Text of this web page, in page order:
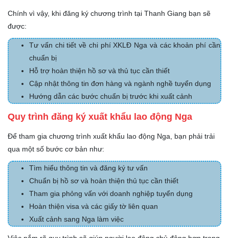
Chính vì vậy, khi đăng ký chương trình tại Thanh Giang bạn sẽ
được:
Tư vấn chi tiết về chi phí XKLĐ Nga và các khoản phí cần
chuẩn bị
Hỗ trợ hoàn thiện hồ sơ và thủ tục cần thiết
Cập nhật thông tin đơn hàng và ngành nghề tuyển dụng
Hướng dẫn các bước chuẩn bị trước khi xuất cảnh
Quy trình đăng ký xuất khẩu lao động Nga
Để tham gia chương trình xuất khẩu lao động Nga, bạn phải trải
qua một số bước cơ bản như:
Tìm hiểu thông tin và đăng ký tư vấn
Chuẩn bị hồ sơ và hoàn thiện thủ tục cần thiết
Tham gia phỏng vấn với doanh nghiệp tuyển dụng
Hoàn thiện visa và các giấy tờ liên quan
Xuất cảnh sang Nga làm việc